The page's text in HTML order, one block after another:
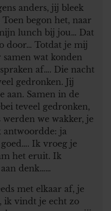
anders, jij bleek
begon het, naar
lunch bij jou… Dat
door… Totdat je mij
samen wat konden
af…. Die nacht
gedronken. Jij
aan. Samen in de
teveel gedronken,
werden we wakker, je
ja
Ik vroeg je
het eruit. Ik
denk……
met elkaar af, je
ik vindt je echt zo